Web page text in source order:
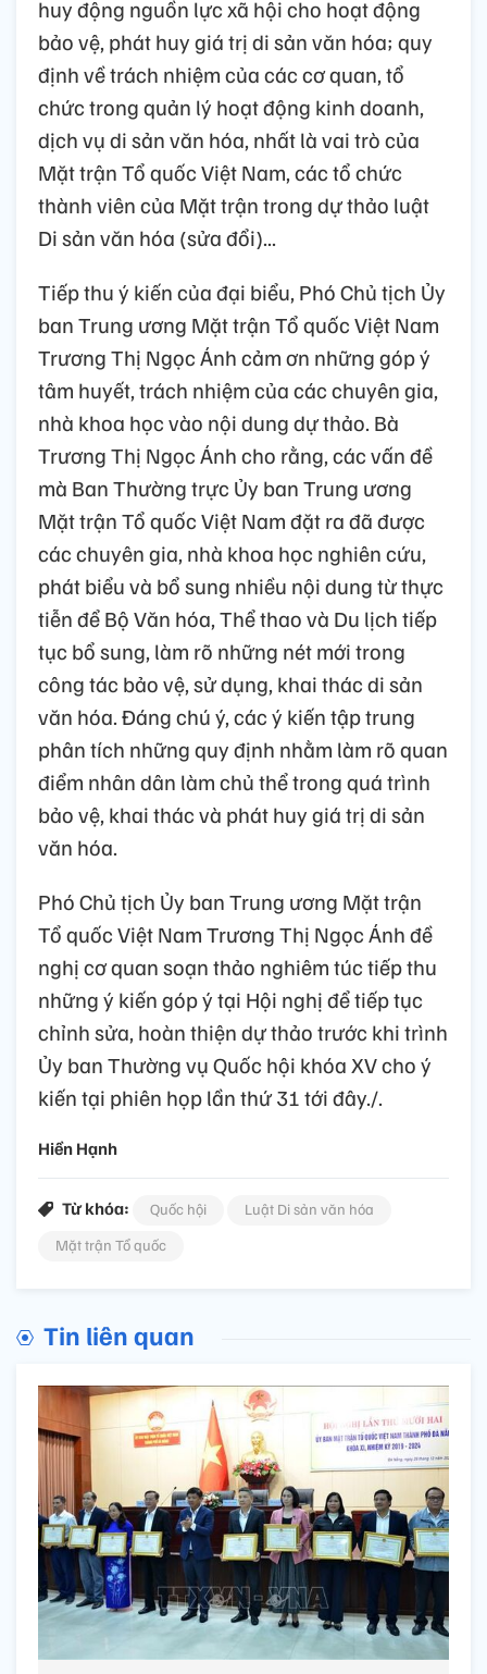
huy động nguồn lực xã hội cho hoạt động
bảo vệ, phát huy giá trị di sản văn hóa; quy
định về trách nhiệm của các cơ quan, tổ
chức trong quản lý hoạt động kinh doanh,
dịch vụ di sản văn hóa, nhất là vai trò của
Mặt trận Tổ quốc Việt Nam, các tổ chức
thành viên của Mặt trận trong dự thảo luật
Di sản văn hóa (sửa đổi)...
Tiếp thu ý kiến của đại biểu, Phó Chủ tịch Ủy
ban Trung ương Mặt trận Tổ quốc Việt Nam
Trương Thị Ngọc Ánh cảm ơn những góp ý
tâm huyết, trách nhiệm của các chuyên gia,
nhà khoa học vào nội dung dự thảo. Bà
Trương Thị Ngọc Ánh cho rằng, các vấn đề
mà Ban Thường trực Ủy ban Trung ương
Mặt trận Tổ quốc Việt Nam đặt ra đã được
các chuyên gia, nhà khoa học nghiên cứu,
phát biểu và bổ sung nhiều nội dung từ thực
tiễn để Bộ Văn hóa, Thể thao và Du lịch tiếp
tục bổ sung, làm rõ những nét mới trong
công tác bảo vệ, sử dụng, khai thác di sản
văn hóa. Đáng chú ý, các ý kiến tập trung
phân tích những quy định nhằm làm rõ quan
điểm nhân dân làm chủ thể trong quá trình
bảo vệ, khai thác và phát huy giá trị di sản
văn hóa.
Phó Chủ tịch Ủy ban Trung ương Mặt trận
Tổ quốc Việt Nam Trương Thị Ngọc Ánh đề
nghị cơ quan soạn thảo nghiêm túc tiếp thu
những ý kiến góp ý tại Hội nghị để tiếp tục
chỉnh sửa, hoàn thiện dự thảo trước khi trình
Ủy ban Thường vụ Quốc hội khóa XV cho ý
kiến tại phiên họp lần thứ 31 tới đây./.
Hiền Hạnh
Từ khóa: Quốc hội
Luật Di sản văn hóa
Mặt trận Tổ quốc
Tin liên quan